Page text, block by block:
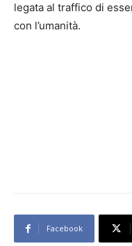
legata al traffico di
con l’umanità.
Facebook